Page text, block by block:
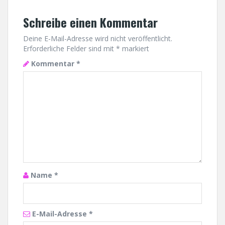
Schreibe einen Kommentar
Deine E-Mail-Adresse wird nicht veröffentlicht.
Erforderliche Felder sind mit * markiert
Kommentar *
Name *
E-Mail-Adresse *